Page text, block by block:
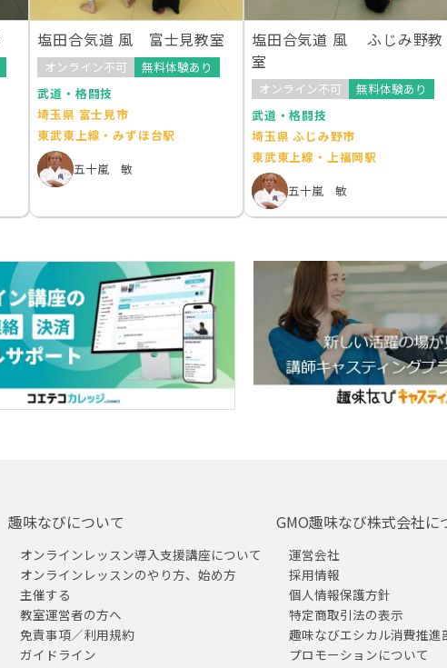
塩田合気道 風 富士見教室
オンライン不可
無料体験あり
武道・格闘技
埼玉県 富士見市
東武東上線・みずほ台駅
五十嵐 敏
塩田合気道 風 ふじみ野教
室
オンライン不可
無料体験あり
武道・格闘技
埼玉県 ふじみ野市
東武東上線・上福岡駅
五十嵐 敏
趣味なびについて
オンラインレッスン導入支援講座について
オンラインレッスンのやり方、始め方
主催する
教室運営者の方へ
免責事項／利用規約
ガイドライン
GMO趣味なび株式会社に
運営会社
採用情報
個人情報保護方針
特定商取引法の表示
趣味なびエシカル消費推進
プロモーションについて